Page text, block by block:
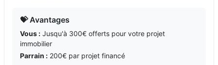
💝 Avantages
Vous : Jusqu'à 300€ offerts pour votre projet
immobilier
Parrain : 200€ par projet financé